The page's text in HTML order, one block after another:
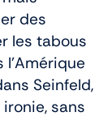
des
les tabous
l’Amérique
Seinfeld,
sans